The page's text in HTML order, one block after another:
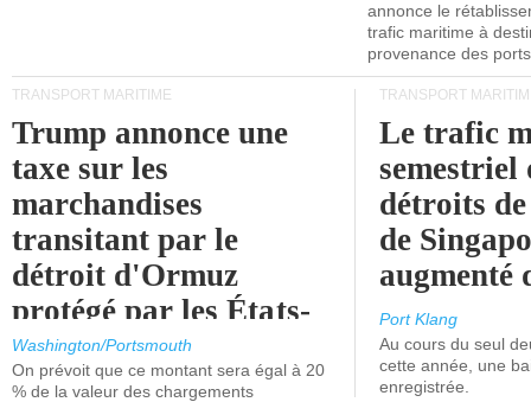
annonce le
trafic maritime à
provenance des
TRANSPORT MARITIME
Trump annonce une
taxe sur les
marchandises
transitant par le
détroit d'Ormuz
protégé par les États-
Unis.
Washington/Portsmouth
On prévoit que ce montant sera égal à 20
% de la valeur des chargements
TRANSPORT
Le trafic
semestriel
détroits
de
augmenté
Port Klang
Au cours du seul
cette année, une
enregistrée.